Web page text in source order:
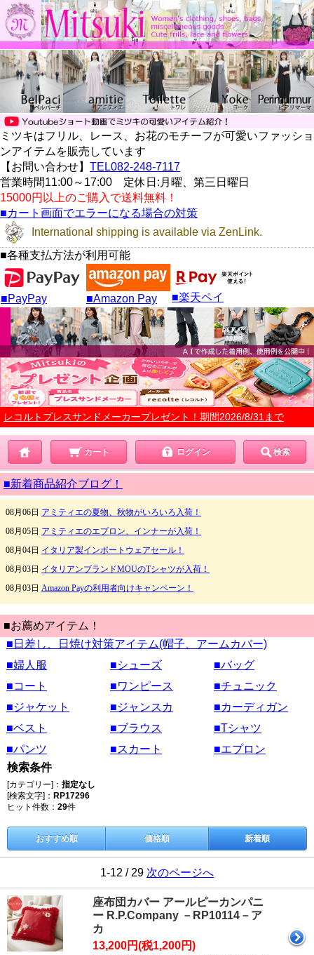
ミツキはフリル、レース、お花のモチーフが可愛いファッショ
ンアイテムを販売しています
【お問い合わせ】 TEL082-248-7117
営業時間11:00～17:00 定休日:月曜、第三日曜日
15000円以上のご購入で送料無料！
■カート画面でエラーになる場合の対策
International shipping is available via ZenLink.
■各種支払方法が利用可能
■PayPay ■Amazon Pay ■楽天ペイ
レコルトプレスサンドメーカープレゼント！期間2026/8/31まで
カート ログイン 検索
■新着商品紹介ブログ！
■お薦めアイテム！
■日差し、日焼け対策アイテム(帽子、アームカバー)
■婦人服
■シューズ
■バッグ
■コート
■ワンピース
■チュニック
■ジャケット
■ジャンスカ
■カーディガン
■ベスト
■ブラウス
■Tシャツ
■パンツ
■スカート
■エプロン
検索条件
[カテゴリー]： 指定なし
[検索文字]： RP17296
ヒット件数： 29件
おすすめ順 価格順 新着順
1-12 / 29 次のページへ
座布団カバー アールピーカンパニ
ー R.P.Company －RP10114－ア
カ
13,200円(税1,200円)